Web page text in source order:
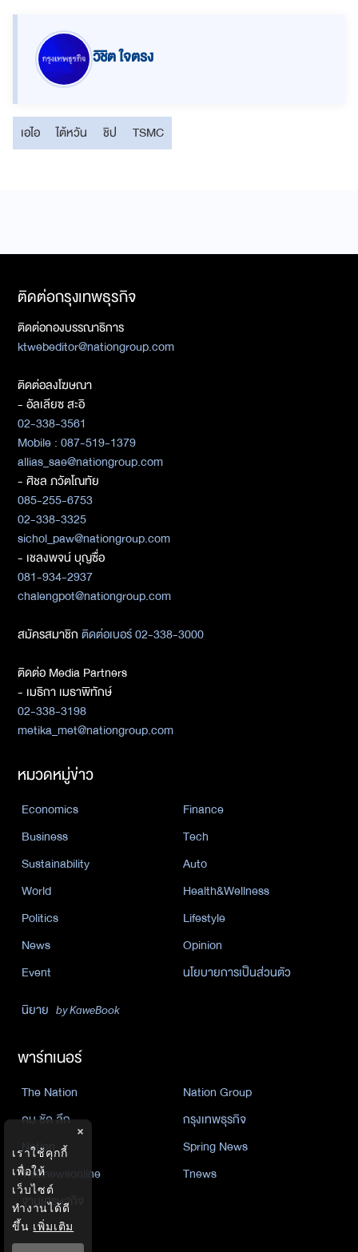
วิชิต ใจตรง
เอไอ ไต้หวัน ชิป TSMC
ติดต่อกรุงเทพธุรกิจ
ติดต่อกองบรรณาธิการ
ktwebeditor@nationgroup.com
ติดต่อลงโฆษณา
- อัลเลียซ สะอิ
02-338-3561
Mobile : 087-519-1379
allias_sae@nationgroup.com
- ศิชล ภวัตโณทัย
085-255-6753
02-338-3325
sichol_paw@nationgroup.com
- เชลงพจน์ บุญซื่อ
081-934-2937
chalengpot@nationgroup.com
สมัครสมาชิกติดต่อเบอร์ 02-338-3000
ติดต่อ Media Partners
- เมธิกา เมธาพิทักษ์
02-338-3198
metika_met@nationgroup.com
หมวดหมู่ข่าว
Economics
Finance
Business
Tech
Sustainability
Auto
World
Health&Wellness
Politics
Lifestyle
News
Opinion
Event
นโยบายการเป็นส่วนตัว
นิยาย by KaweBook
พาร์ทเนอร์
The Nation
Nation Group
คม ชัด ลึก
กรุงเทพธุรกิจ
Nation
Spring News
Thainewsonline
Tnews
ฐานเศรษฐกิจ
×
เราใช้คุกกี้
เพื่อให้
เว็บไซต์
ทำงานได้ดี
ขึ้น เพิ่มเติม